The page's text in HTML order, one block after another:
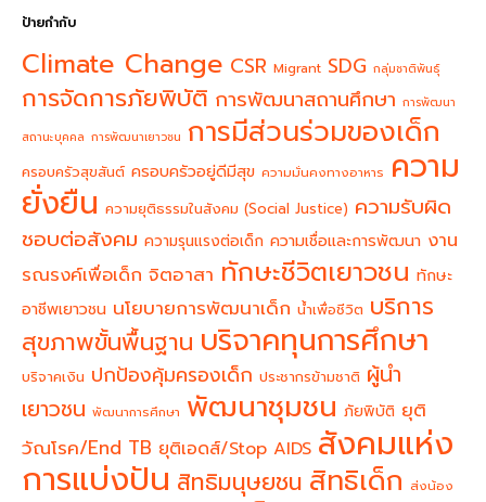
ป้ายกำกับ
Climate Change CSR Migrant SDG กลุ่มชาติพันธุ์
การจัดการภัยพิบัติ การพัฒนาสถานศึกษา การพัฒนา
สถานะบุคคล การพัฒนาเยาวชน การมีส่วนร่วมของเด็ก
ครอบครัวสุขสันต์ ครอบครัวอยู่ดีมีสุข ความมั่นคงทางอาหาร ความ
ยั่งยืน ความยุติธรรมในสังคม (Social Justice) ความรับผิด
ชอบต่อสังคม ความรุนแรงต่อเด็ก ความเชื่อและการพัฒนา งาน
รณรงค์เพื่อเด็ก จิตอาสา ทักษะชีวิตเยาวชน ทักษะ
อาชีพเยาวชน นโยบายการพัฒนาเด็ก น้ำเพื่อชีวิต บริการ
สุขภาพขั้นพื้นฐาน บริจาคทุนการศึกษา
บริจาคเงิน ปกป้องคุ้มครองเด็ก ประชากรข้ามชาติ ผู้นำ
เยาวชน พัฒนาการศึกษา พัฒนาชุมชน ภัยพิบัติ ยุติ
วัณโรค/End TB ยุติเอดส์/Stop AIDS สังคมแห่ง
การแบ่งปัน สิทธิมนุษยชน สิทธิเด็ก ส่งน้อง